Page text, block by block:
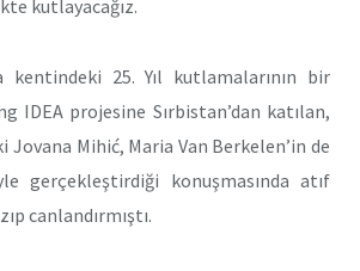
kutlayacağız.
kentindeki 25. Yıl kutlamalarının bir
IDEA projesine Sırbistan’dan katılan,
Jovana Mihić, Maria Van Berkelen’in de
gerçekleştirdiği konuşmasında atıf
canlandırmıştı.